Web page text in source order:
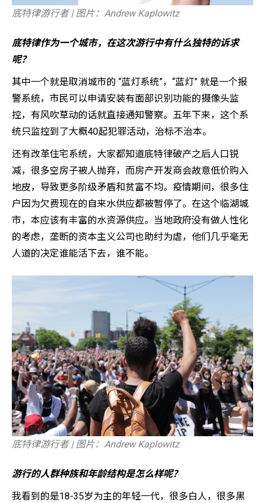
底特律游行者 | 图片：Andrew Kaplowitz
底特律作为一个城市，在这次游行中有什么独特的诉求
呢？
其中一个就是取消城市的 “蓝灯系统”，“蓝灯” 就是一个报
警系统，市民可以申请安装有面部识别功能的摄像头监
控，有风吹草动的话就直接通知警察。五年下来，这个系
统只监控到了大概40起犯罪活动，治标不治本。
还有改革住宅系统，大家都知道底特律破产之后人口锐
减，很多空房子被人抛弃，而房产开发商会故意低价购入
地皮，导致更多阶级矛盾和贫富不均。疫情期间，很多住
户因为欠费现在的自来水供应都被暂停了。在这个临湖城
市，本应该有丰富的水资源供应。当地政府没有做人性化
的考虑，垄断的资本主义公司也助纣为虐，他们几乎毫无
人道的决定谁能活下去，谁不能。
底特律游行者 | 图片：Andrew Kaplowitz
游行的人群种族和年龄结构是怎么样呢？
我看到的是18-35岁为主的年轻一代，很多白人，很多黑